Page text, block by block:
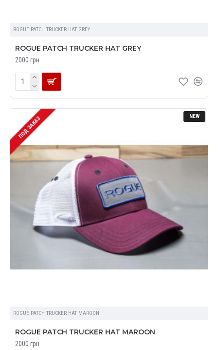
ROGUE PATCH TRUCKER HAT GREY
ROGUE PATCH TRUCKER HAT GREY
2000 грн.
NEW
ПОД ЗАКАЗ
ROGUE PATCH TRUCKER HAT MAROON
ROGUE PATCH TRUCKER HAT MAROON
2000 грн.